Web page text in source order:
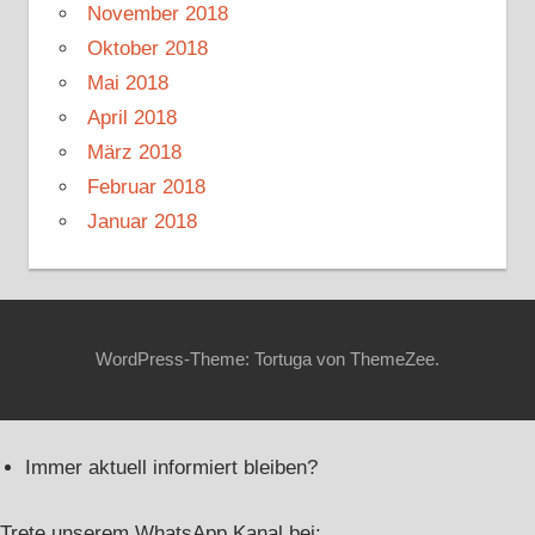
November 2018
Oktober 2018
Mai 2018
April 2018
März 2018
Februar 2018
Januar 2018
WordPress-Theme: Tortuga von ThemeZee.
Immer aktuell informiert bleiben?